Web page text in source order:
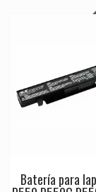
Batería para